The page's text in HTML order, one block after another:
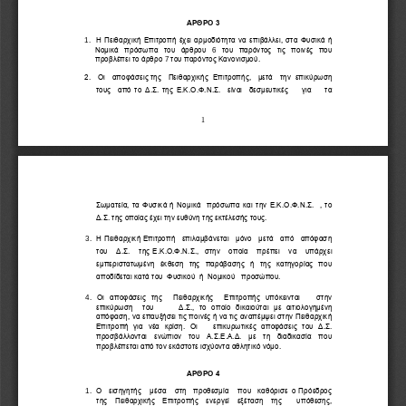
1
ΑΡΘΡΟ 3
1. Η Πειθαρχική Επιτροπή έχει αρμοδιότητα να επιβάλλει, στα Φυσικά ή
Νομικά  πρόσωπα  του  άρθρου
6
του  παρόντος  τις  ποινές  που
προβλέπει το άρθρο 7 του παρόντος Κανονισμού.
2.   Οι   αποφάσεις της Πειθαρχικής Επιτροπής,   μετά   την  επικύρωση
τους  από το Δ.Σ.
της Ε.Κ.Ο.Φ.Ν.Σ .  είναι  δεσμευτικές για    τα
Σωματεία, τα Φυσικά ή Νομικά  πρόσωπα και την Ε.Κ.Ο.Φ.Ν.Σ.
, το
Δ.Σ. της οποίας έχει την ευθύνη της εκτέλεσής τους.
3. Η Πειθαρχική Επιτροπή   επιλαμβάνεται   μόνο   μετά   από   απόφαση
του   Δ.Σ.
της Ε.Κ.Ο.Φ.Ν.Σ., στην   οποία   πρέπει
να   υπάρχει
εμπεριστατωμένη  έκθεση  της  παράβασης  ή  της  κατηγορίας  που
αποδίδεται κατά του  Φυσικού  ή  Νομικού   προσώπου.
4. Οι  αποφάσεις  της Πειθαρχικής
Επιτροπής  υπόκεινται      στην
επικύρωση    του          Δ.Σ.,  το  οποίο
δικαιούται με  αιτιολογημένη
απόφαση, να επαυξήσει τις ποινές ή να τις αναπέμψει στην Πειθαρχική
Επιτροπή  για  νέα  κρίση
.  Οι      επικυρωτικές  αποφάσεις  του  Δ.Σ.
προσβάλλονται  ενώπιον  του  Α.Σ.Ε.Α.Δ.
με  τη  διαδικασία  που
προβλέπεται από τον εκάστοτε ισχύοντα αθλητικό νόμο.
ΑΡΘΡΟ 4
1.
Ο   εισηγητής    μέσα    στη   προθεσμία    που   καθόρισε  ο Πρόεδρος
της  Πειθαρχικής  Επιτροπής
ενεργεί  εξέταση  της    υπόθεσης,